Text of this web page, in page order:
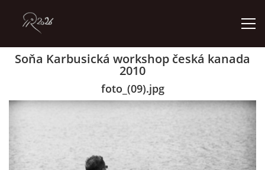
GALERIE
KONTAKT
Soňa Karbusická workshop česká kanada
2010
foto_(09).jpg